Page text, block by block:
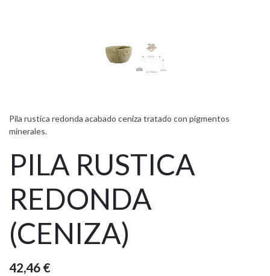
Pila rustica redonda acabado ceniza tratado con pigmentos
minerales.
PILA RUSTICA
REDONDA
(CENIZA)
42,46 €